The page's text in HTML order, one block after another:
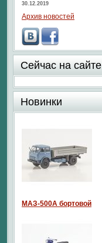
30.12.2019
Архив новостей
Сейчас на сайте
Новинки
МАЗ-500А бортовой